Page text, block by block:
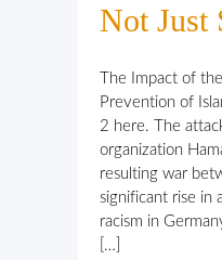
Not Just
The Impact of
Prevention of
2 here. The
organization
resulting war
significant rise in
racism in
[…]